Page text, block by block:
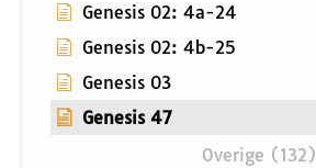
Genesis 02: 4a-24
Genesis 02: 4b-25
Genesis 03
Genesis 47
Overige (132)